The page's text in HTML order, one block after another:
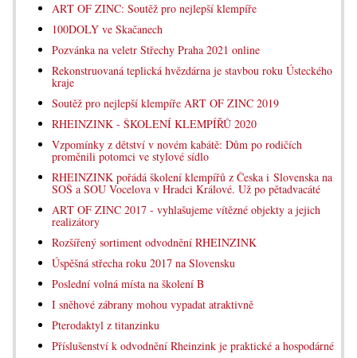
ART OF ZINC: Soutěž pro nejlepší klempíře
100DOLY ve Skačanech
Pozvánka na veletr Střechy Praha 2021 online
Rekonstruovaná teplická hvězdárna je stavbou roku Ústeckého
kraje
Soutěž pro nejlepší klempíře ART OF ZINC 2019
RHEINZINK - ŠKOLENÍ KLEMPÍŘŮ 2020
Vzpomínky z dětství v novém kabátě: Dům po rodičích
proměnili potomci ve stylové sídlo
RHEINZINK pořádá školení klempířů z Česka i Slovenska na
SOŠ a SOU Vocelova v Hradci Králové. Už po pětadvacáté
ART OF ZINC 2017 - vyhlašujeme vítězné objekty a jejich
realizátory
Rozšířený sortiment odvodnění RHEINZINK
Úspěšná střecha roku 2017 na Slovensku
Poslední volná místa na školení B
I sněhové zábrany mohou vypadat atraktivně
Pterodaktyl z titanzinku
Příslušenství k odvodnění Rheinzink je praktické a hospodárné